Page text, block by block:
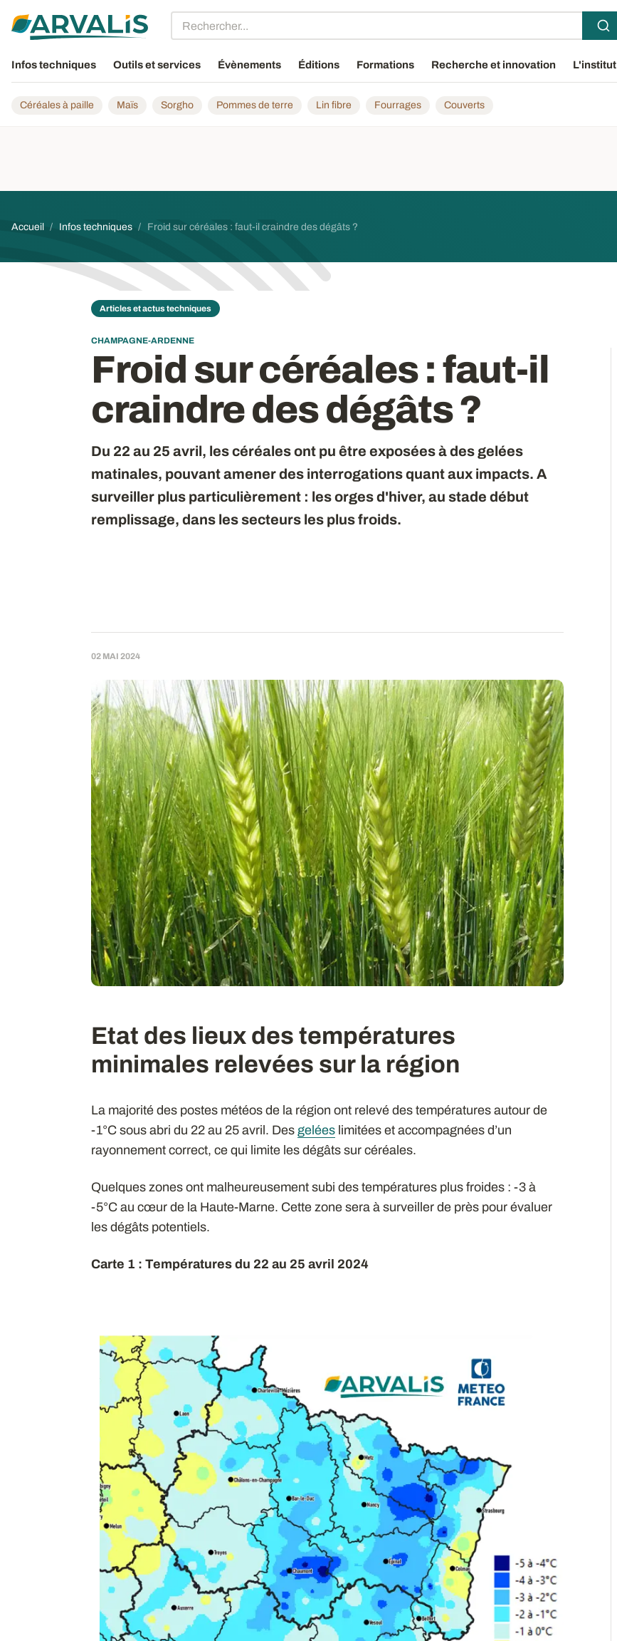
Infos techniques Outils et services Évènements Éditions Formations Recherche et innovation L'institut
Céréales à paille Maïs Sorgho Pommes de terre Lin fibre Fourrages Couverts
Fil d'Ariane
Accueil Infos techniques Froid sur céréales : faut-il craindre des dégâts ?
Articles et actus techniques
CHAMPAGNE-ARDENNE
Froid sur céréales : faut-il
craindre des dégâts ?
Du 22 au 25 avril, les céréales ont pu être exposées à des gelées
matinales, pouvant amener des interrogations quant aux impacts. A
surveiller plus particulièrement : les orges d'hiver, au stade début
remplissage, dans les secteurs les plus froids.
02 MAI 2024
Etat des lieux des températures
minimales relevées sur la région
La majorité des postes météos de la région ont relevé des températures autour de
-1°C sous abri du 22 au 25 avril. Des geléeslimitées et accompagnées d’un
rayonnement correct, ce qui limite les dégâts sur céréales.
Quelques zones ont malheureusement subi des températures plus froides : -3 à
-5°C au cœur de la Haute-Marne. Cette zone sera à surveiller de près pour évaluer
les dégâts potentiels.
Carte 1 : Températures du 22 au 25 avril 2024